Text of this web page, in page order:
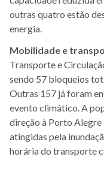
outras quatro estão
energia.
Mobilidade e
Transporte e
sendo 57 bloqueios
Outras 157 já foram
evento climático. A
direção à Porto Alegre
atingidas pela
horária do transporte